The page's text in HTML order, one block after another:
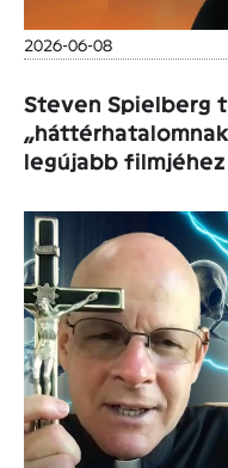
2026-06-08
Steven Spielberg
legújabb filmjéhez